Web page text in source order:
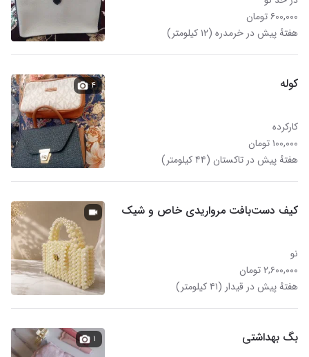
۶۰۰,۰۰۰ تومان
هفتهٔ پیش در خرمدره (۱۲ کیلومتر)
کوله
کارکرده
۱۰۰,۰۰۰ تومان
هفتهٔ پیش در تاکستان (۴۴ کیلومتر)
۴
کیف دست‌بافت مرواریدی خاص و شیک
نو
۲,۶۰۰,۰۰۰ تومان
هفتهٔ پیش در قیدار (۴۱ کیلومتر)
بگ بهداشتی ۱